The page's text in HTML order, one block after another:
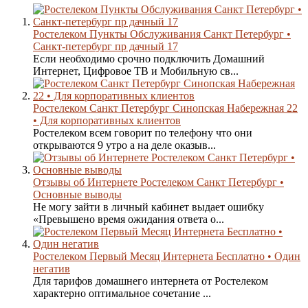
Ростелеком Пункты Обслуживания Санкт Петербург •
Санкт-петербург пр дачный 17
Если необходимо срочно подключить Домашний
Интернет, Цифровое ТВ и Мобильную св...
Ростелеком Санкт Петербург Синопская Набережная 22
• Для корпоративных клиентов
Ростелеком всем говорит по телефону что они
открываются 9 утро а на деле оказыв...
Отзывы об Интернете Ростелеком Санкт Петербург •
Основные выводы
Не могу зайти в личный кабинет выдает ошибку
«Превышено время ожидания ответа о...
Ростелеком Первый Месяц Интернета Бесплатно • Один
негатив
Для тарифов домашнего интернета от Ростелеком
характерно оптимальное сочетание ...